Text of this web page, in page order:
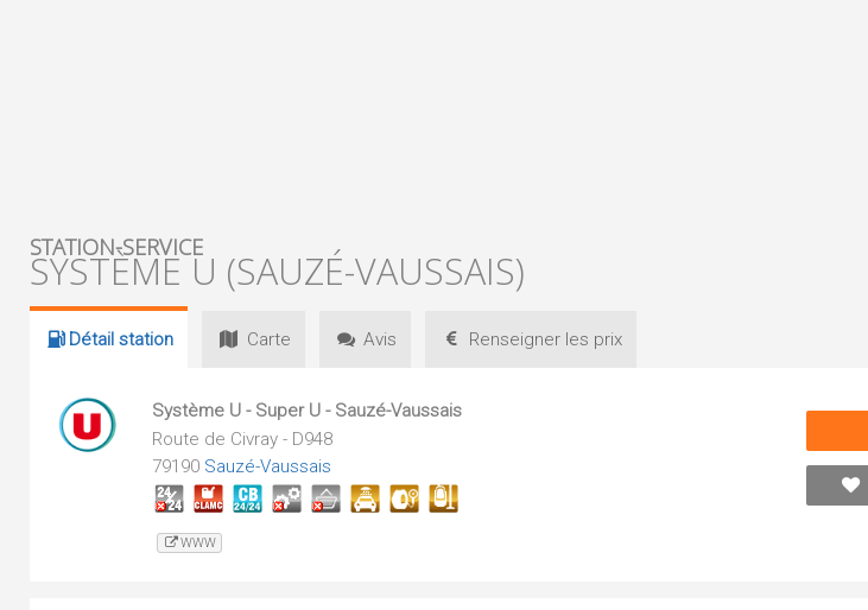
STATION-SERVICE
SYSTÈME U (SAUZÉ-VAUSSAIS)
Détail station Carte Avis Renseigner les prix
Système U - Super U - Sauzé-Vaussais
Route de Civray - D948
79190 Sauzé-Vaussais
WWW